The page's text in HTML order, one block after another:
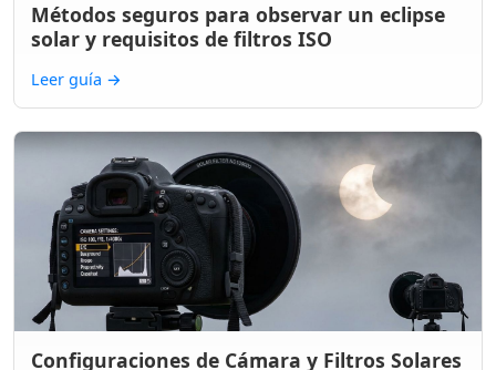
Métodos seguros para observar un eclipse
solar y requisitos de filtros ISO
Leer guía →
Configuraciones de Cámara y Filtros Solares